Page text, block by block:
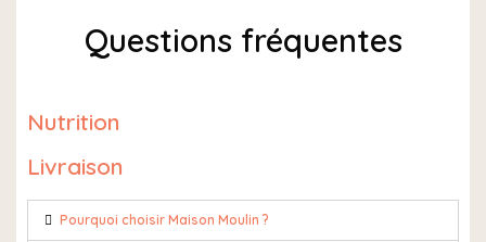
Questions fréquentes
Nutrition
Livraison
Pourquoi choisir Maison Moulin ?